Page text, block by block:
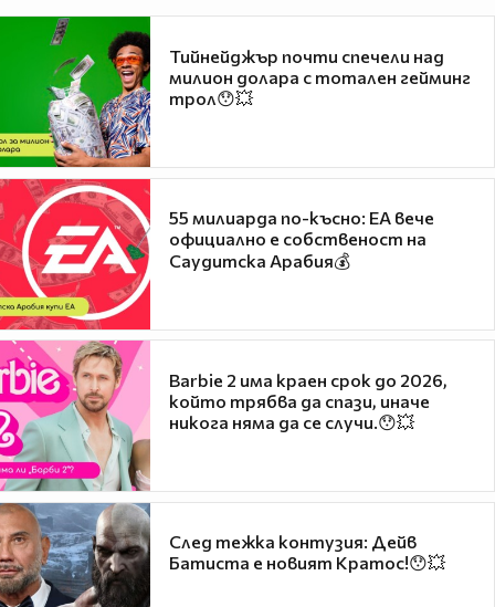
Тийнейджър почти спечели над
милион долара с тотален гейминг
трол😯💥
55 милиарда по-късно: EA вече
официално е собственост на
Саудитска Арабия💰
Barbie 2 има краен срок до 2026,
който трябва да спази, иначе
никога няма да се случи.😯💥
След тежка контузия: Дейв
Батиста е новият Кратос!😯💥